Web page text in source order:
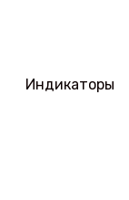
Индикаторы